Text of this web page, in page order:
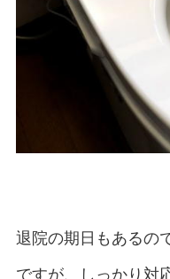
退院の期日もあるの
ですが、しっかり対